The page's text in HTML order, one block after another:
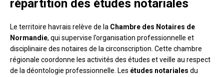
répartition des études notariales
Le territoire havrais relève de la Chambre des Notaires de
Normandie, qui supervise l’organisation professionnelle et
disciplinaire des notaires de la circonscription. Cette chambre
régionale coordonne les activités des études et veille au respect
de la déontologie professionnelle. Les études notariales du